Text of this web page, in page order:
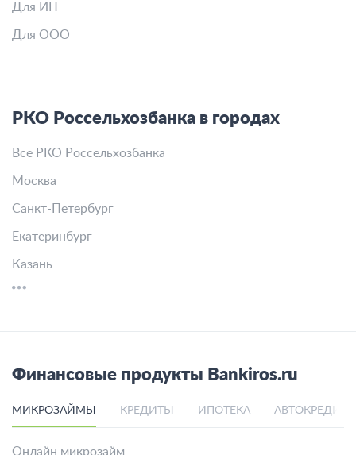
Для ИП
Для ООО
РКО Россельхозбанка в городах
Все РКО Россельхозбанка
Москва
Санкт-Петербург
Екатеринбург
Казань
Финансовые продукты Bankiros.ru
МИКРОЗАЙМЫ КРЕДИТЫ ИПОТЕКА
Онлайн микрозайм